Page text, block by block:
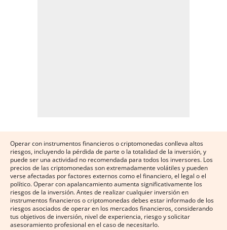
Operar con instrumentos financieros o criptomonedas conlleva altos
riesgos, incluyendo la pérdida de parte o la totalidad de la inversión, y
puede ser una actividad no recomendada para todos los inversores. Los
precios de las criptomonedas son extremadamente volátiles y pueden
verse afectadas por factores externos como el financiero, el legal o el
político. Operar con apalancamiento aumenta significativamente los
riesgos de la inversión. Antes de realizar cualquier inversión en
instrumentos financieros o criptomonedas debes estar informado de los
riesgos asociados de operar en los mercados financieros, considerando
tus objetivos de inversión, nivel de experiencia, riesgo y solicitar
asesoramiento profesional en el caso de necesitarlo.